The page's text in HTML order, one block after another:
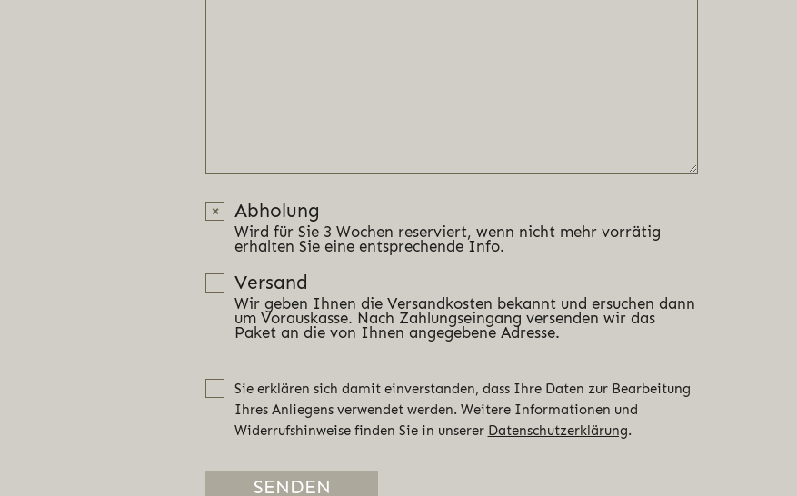
Abholung
Wird für Sie 3 Wochen reserviert, wenn nicht mehr vorrätig
erhalten Sie eine entsprechende Info.
Versand
Wir geben Ihnen die Versandkosten bekannt und ersuchen dann
um Vorauskasse. Nach Zahlungseingang versenden wir das
Paket an die von Ihnen angegebene Adresse.
Sie erklären sich damit einverstanden, dass Ihre Daten zur Bearbeitung
Ihres Anliegens verwendet werden. Weitere Informationen und
Widerrufshinweise finden Sie in unserer Datenschutzerklärung.